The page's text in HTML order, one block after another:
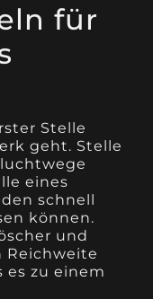
für
Stelle
geht. Stelle
eines
schnell
können.
und
Reichweite
es zu einem